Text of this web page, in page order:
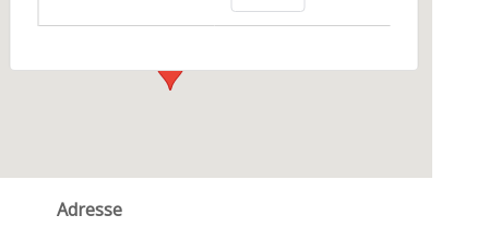
Adresse